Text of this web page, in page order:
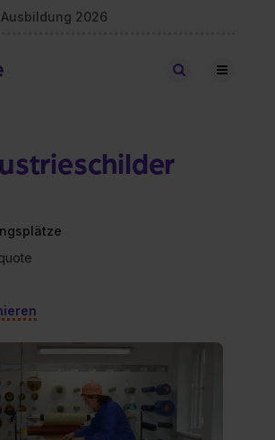
Ausbildung 2026
Stellen finden